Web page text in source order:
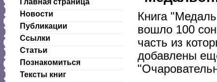
Главная страница
Новости
Публикации
Ссылки
Статьи
Познакомиться
Тексты книг
Книга
вошло 100
часть из
добавлены